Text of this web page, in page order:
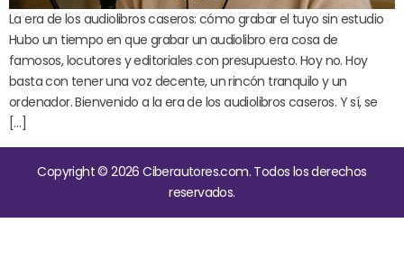
La era de los audiolibros caseros: cómo grabar el tuyo sin estudio
Hubo un tiempo en que grabar un audiolibro era cosa de
famosos, locutores y editoriales con presupuesto. Hoy no. Hoy
basta con tener una voz decente, un rincón tranquilo y un
ordenador. Bienvenido a la era de los audiolibros caseros. Y sí, se
[…]
Copyright © 2026 Ciberautores.com. Todos los derechos
reservados.